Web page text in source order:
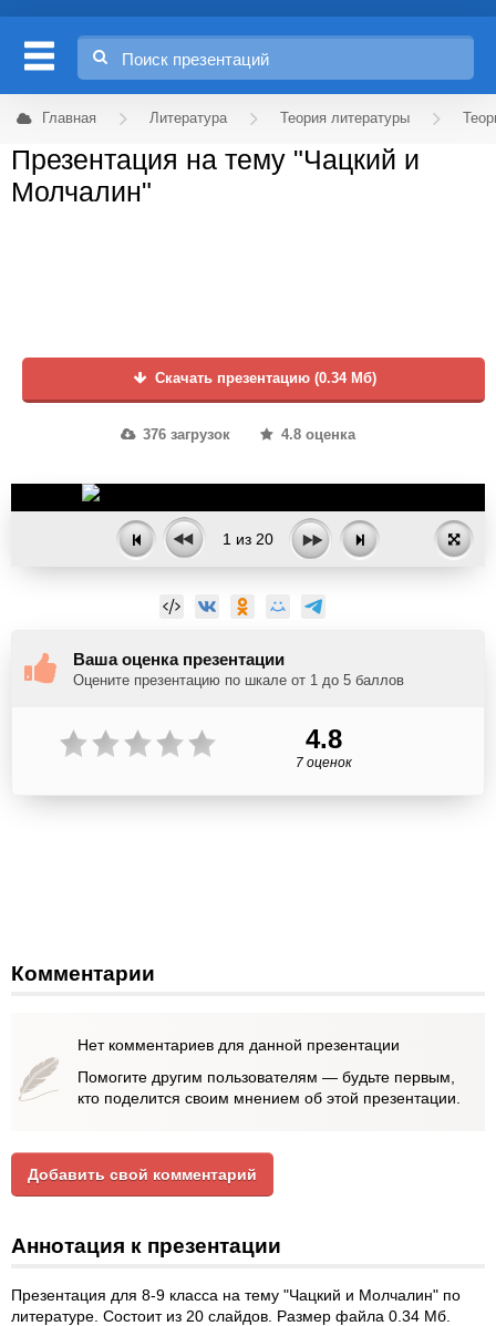
Главная Литература Теория литературы
Презентация на тему "Чацкий и
Молчалин"
Скачать презентацию (0.34 Мб)
376 загрузок 4.8 оценка
1 из 20
Ваша оценка презентации
Оцените презентацию по шкале от 1 до 5 баллов
4.8
7 оценок
Комментарии
Нет комментариев для данной презентации
Помогите другим пользователям — будьте первым,
кто поделится своим мнением об этой презентации.
Добавить свой комментарий
Аннотация к презентации
Презентация для 8-9 класса на тему "Чацкий и Молчалин" по
литературе. Состоит из 20 слайдов. Размер файла 0.34 Мб.